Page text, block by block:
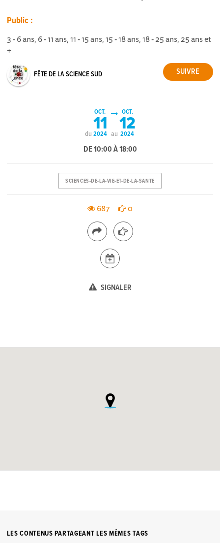
Public :
3 - 6 ans, 6 - 11 ans, 11 - 15 ans, 15 - 18 ans, 18 - 25 ans, 25 ans et
+
FÊTE DE LA SCIENCE SUD
du
OCT.
11
2024 au
OCT.
12
2024
DE 10:00 À 18:00
SCIENCES-DE-LA-VIE-ET-DE-LA-SANTE
687 0
SIGNALER
LES CONTENUS PARTAGEANT LES MÊMES TAGS